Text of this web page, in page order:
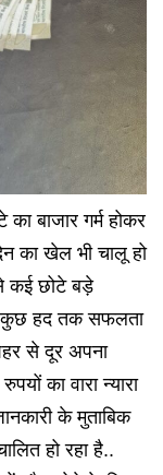
बाजार गर्म होकर
का खेल भी चालू हो
कई छोटे बड़े
कुछ हद तक सफलता
से दूर अपना
का वारा न्यारा
के मुताबिक
हो रहा है..